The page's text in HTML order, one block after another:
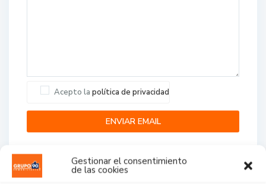
Gestionar el consentimiento
de las cookies
Acepto la política de privacidad